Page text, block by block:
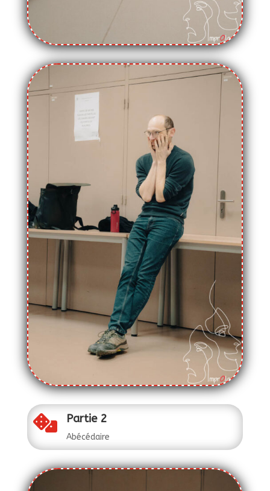
 Partie 2
Abécédaire